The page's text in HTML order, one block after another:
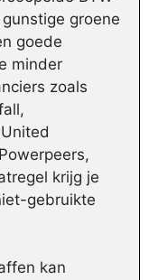
groene
goede
minder
zoals
krijg je
gebruikte
kan